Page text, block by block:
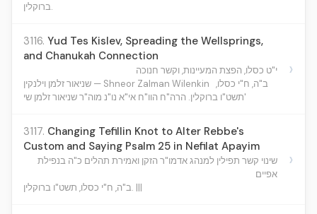
ברוקלין.
3116. Yud Tes Kislev, Spreading the Wellsprings,
and Chanukah Connection
י"ט כסלו, הפצת המעיינות, וקשר חנוכה
שניאור זלמן וילנקין — Shneor Zalman Wilenkin ב"ה, ח"י כסלו,
תשט"ו ברוקלין. הרה"ח הוו"ח אי"א נו"נ מוה"ר שניאור זלמן שי'
›
3117. Changing Tefillin Knot to Alter Rebbe's
Custom and Saying Psalm 25 in Nefilat Apayim
שינוי קשר תפילין למנהג אדמו"ר הזקן ואמירת תהלים כ"ה בנפילת
אפיים
ב"ה, ח"י כסלו, תשט"ו ברוקלין. |||
›